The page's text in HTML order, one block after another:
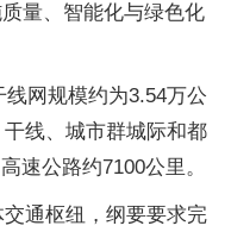
量、智能化与绿色化
网规模约为3.54万公
线、城市群城际和都
速公路约7100公里。
通枢纽，纲要要求完